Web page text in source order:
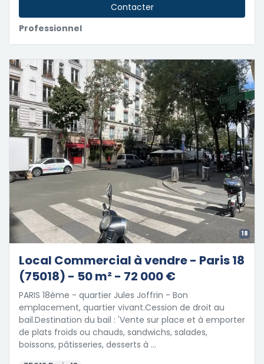
Professionnel
Contacter
18
Local Commercial à vendre - Paris 18
(75018) - 50 m² - 72 000 €
PARIS 18ème - quartier Jules Joffrin - Bon
emplacement, quartier vivant.Cession de droit au
bail.Destination du bail : 'Vente sur place et à emporter
de plats froids ou chauds, sandwichs, salades,
boissons, pâtisseries, desserts à …